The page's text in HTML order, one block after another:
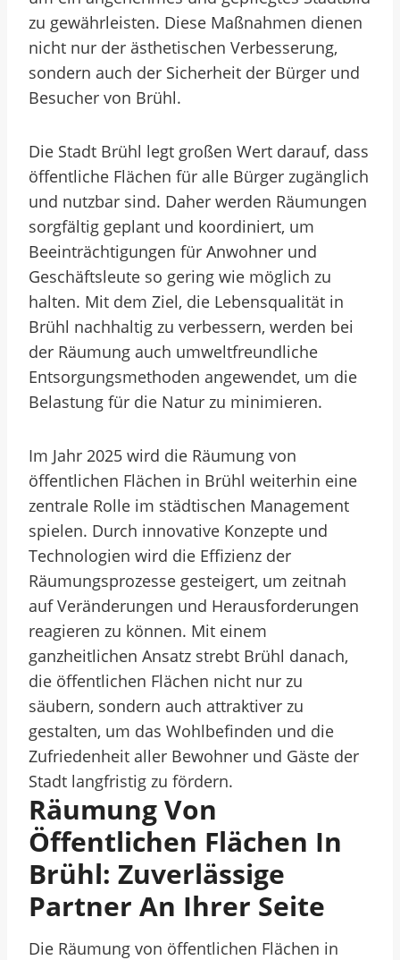
zu gewährleisten. Diese Maßnahmen dienen
nicht nur der ästhetischen Verbesserung,
sondern auch der Sicherheit der Bürger und
Besucher von Brühl.
Die Stadt Brühl legt großen Wert darauf, dass
öffentliche Flächen für alle Bürger zugänglich
und nutzbar sind. Daher werden Räumungen
sorgfältig geplant und koordiniert, um
Beeinträchtigungen für Anwohner und
Geschäftsleute so gering wie möglich zu
halten. Mit dem Ziel, die Lebensqualität in
Brühl nachhaltig zu verbessern, werden bei
der Räumung auch umweltfreundliche
Entsorgungsmethoden angewendet, um die
Belastung für die Natur zu minimieren.
Im Jahr 2025 wird die Räumung von
öffentlichen Flächen in Brühl weiterhin eine
zentrale Rolle im städtischen Management
spielen. Durch innovative Konzepte und
Technologien wird die Effizienz der
Räumungsprozesse gesteigert, um zeitnah
auf Veränderungen und Herausforderungen
reagieren zu können. Mit einem
ganzheitlichen Ansatz strebt Brühl danach,
die öffentlichen Flächen nicht nur zu
säubern, sondern auch attraktiver zu
gestalten, um das Wohlbefinden und die
Zufriedenheit aller Bewohner und Gäste der
Stadt langfristig zu fördern.
Räumung Von
Öffentlichen Flächen In
Brühl: Zuverlässige
Partner An Ihrer Seite
Die Räumung von öffentlichen Flächen in